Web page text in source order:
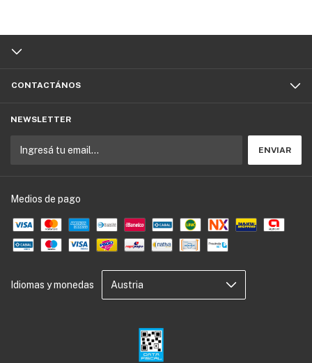
CONTACTÁNOS
NEWSLETTER
Medios de pago
Idiomas y monedas